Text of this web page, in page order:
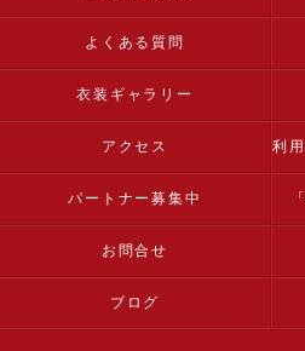
よくある質問
衣装ギャラリー
アクセス
パートナー募集中
お問合せ
ブログ